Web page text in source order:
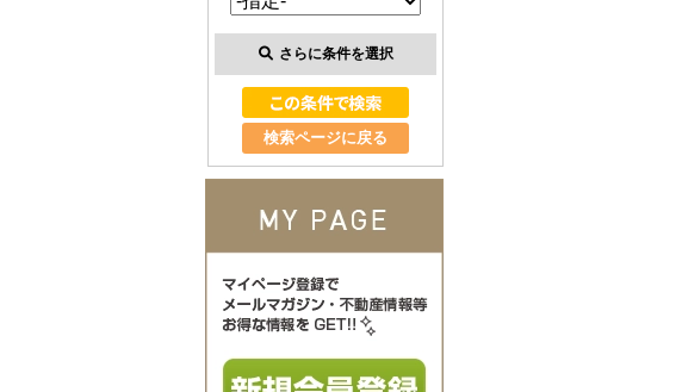
さらに条件を選択
検索ページに戻る